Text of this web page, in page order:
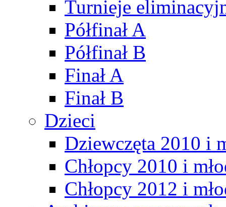
Turnieje
Półfinał A
Półfinał B
Finał A
Finał B
Dzieci
Dziewczęta 2010 i
Chłopcy 2010 i
Chłopcy 2012 i